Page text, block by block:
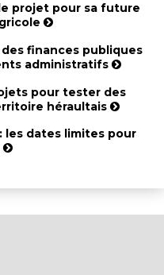
projet pour sa future
finances publiques
administratifs
pour tester des
héraultais
les dates limites pour